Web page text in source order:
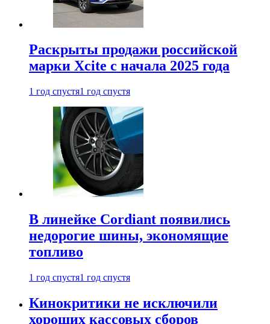
Раскрыты продажи российской
марки Xcite с начала 2025 года
1 год спустя1 год спустя
В линейке Cordiant появились
недорогие шины, экономящие
топливо
1 год спустя1 год спустя
Кинокритики не исключили
хороших кассовых сборов